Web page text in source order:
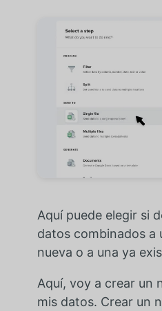
Aquí puede elegir si
datos combinados a
nueva o a una ya
Aquí, voy a crear un
mis datos. Crear un